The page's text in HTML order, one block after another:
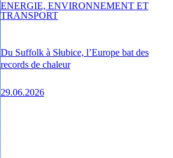
Du Suffolk à Słubice, l’Europe bat des
records de chaleur
29.06.2026
ENERGIE, ENVIRONNEMENT ET
TRANSPORT